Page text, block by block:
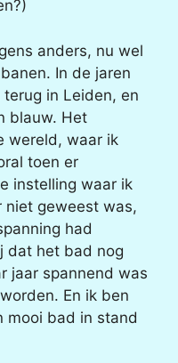
anders, nu wel
In de jaren
terug in Leiden, en
blauw. Het
wereld, waar ik
toen er
instelling waar ik
niet geweest was,
had
dat het bad nog
jaar spannend was
En ik ben
mooi bad in stand